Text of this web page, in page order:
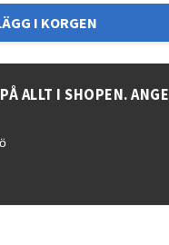
I KORGEN
ALLT I SHOPEN. ANGE